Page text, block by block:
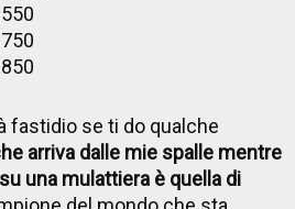
fastidio se ti do qualche
arriva dalle mie spalle mentre
una mulattiera è quella di